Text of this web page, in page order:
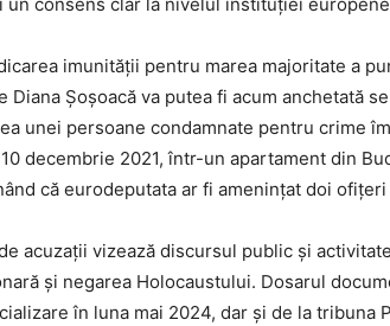
imunității pentru marea majoritate a
Diana Șoșoacă va putea fi acum anchetată
unei persoane condamnate pentru crime
decembrie 2021, într-un apartament din
că eurodeputata ar fi amenințat doi
acuzații vizează discursul public și
și negarea Holocaustului. Dosarul
în luna mai 2024, dar și de la